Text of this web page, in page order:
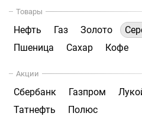
Товары
Нефть Газ Золото
Пшеница
Сахар Кофе
Акции
Сбербанк Газпром
Татнефть
Полюс